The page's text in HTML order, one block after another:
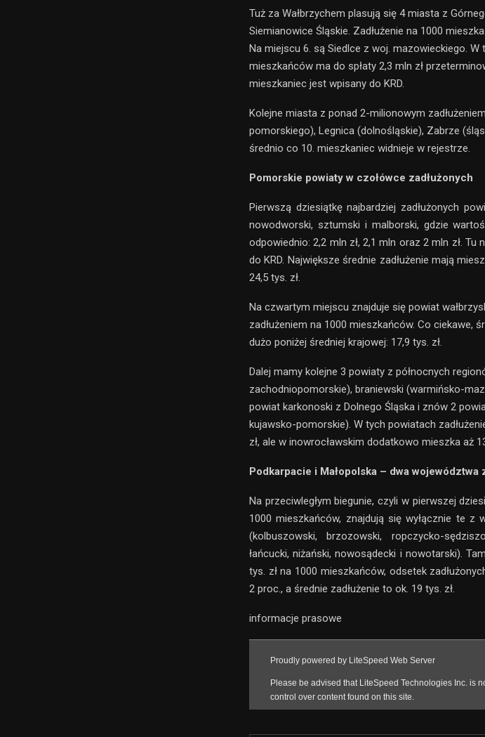
Tuż za Wałbrzychem plasują się 4 miasta z
Siemianowice Śląskie. Zadłużenie na 1000
Na miejscu 6. są Siedlce z woj. mazowieckiego.
mieszkańców ma do spłaty 2,3 mln zł
mieszkaniec jest wpisany do KRD.
Kolejne miasta z ponad 2-milionowym
pomorskiego), Legnica (dolnośląskie), Zabrze
średnio co 10. mieszkaniec widnieje w rejestrze.
Pomorskie powiaty w czołówce zadłużonych
Pierwszą dziesiątkę najbardziej zadłużonych
nowodworski, sztumski i malborski, gdzie
odpowiednio: 2,2 mln zł, 2,1 mln oraz 2 mln zł.
do KRD. Największe średnie zadłużenie mają
24,5 tys. zł.
Na czwartym miejscu znajduje się powiat
zadłużeniem na 1000 mieszkańców. Co ciekawe,
dużo poniżej średniej krajowej: 17,9 tys. zł.
Dalej mamy kolejne 3 powiaty z północnych
zachodniopomorskie), braniewski (warmińsko-
powiat karkonoski z Dolnego Śląska i znów 2
kujawsko-pomorskie). W tych powiatach
zł, ale w inowrocławskim dodatkowo mieszka aż
Podkarpacie i Małopolska – dwa województwa
Na przeciwległym biegunie, czyli w pierwszej
1000 mieszkańców, znajdują się wyłącznie te z
(kolbuszowski, brzozowski, ropczycko-
łańcucki, niżański, nowosądecki i nowotarski).
tys. zł na 1000 mieszkańców, odsetek
2 proc., a średnie zadłużenie to ok. 19 tys. zł.
informacje prasowe